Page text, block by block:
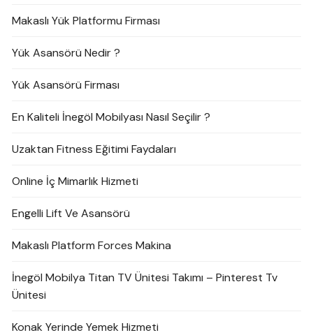
Makaslı Yük Platformu Firması
Yük Asansörü Nedir ?
Yük Asansörü Firması
En Kaliteli İnegöl Mobilyası Nasıl Seçilir ?
Uzaktan Fitness Eğitimi Faydaları
Online İç Mimarlık Hizmeti
Engelli Lift Ve Asansörü
Makaslı Platform Forces Makina
İnegöl Mobilya Titan TV Ünitesi Takımı – Pinterest Tv
Ünitesi
Konak Yerinde Yemek Hizmeti